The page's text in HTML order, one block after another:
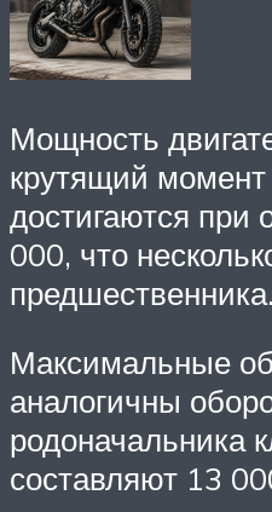
Мощность
крутящий
достигаются при
000, что
предшественника.
Максимальные
аналогичны
родоначальника
составляют 13